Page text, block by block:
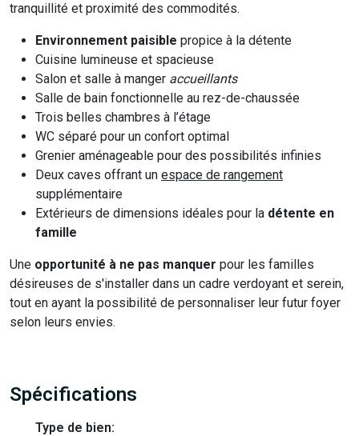
tranquillité et proximité des commodités.
Environnement paisible propice à la détente
Cuisine lumineuse et spacieuse
Salon et salle à manger accueillants
Salle de bain fonctionnelle au rez-de-chaussée
Trois belles chambres à l’étage
WC séparé pour un confort optimal
Grenier aménageable pour des possibilités infinies
Deux caves offrant un espace de rangement
supplémentaire
Extérieurs de dimensions idéales pour la détente en
famille
Une opportunité à ne pas manquer pour les familles
désireuses de s'installer dans un cadre verdoyant et serein,
tout en ayant la possibilité de personnaliser leur futur foyer
selon leurs envies.
Spécifications
Type de bien: